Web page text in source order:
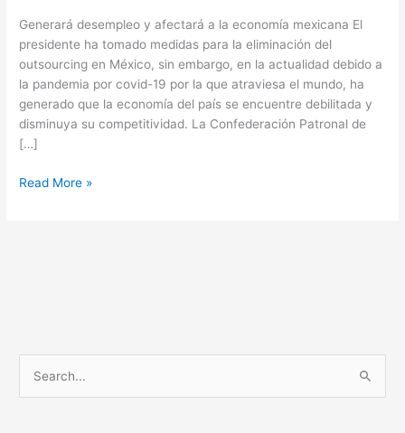
Generará desempleo y afectará a la economía mexicana El
presidente ha tomado medidas para la eliminación del
outsourcing en México, sin embargo, en la actualidad debido a
la pandemia por covid-19 por la que atraviesa el mundo, ha
generado que la economía del país se encuentre debilitada y
disminuya su competitividad. La Confederación Patronal de
[…]
Read More »